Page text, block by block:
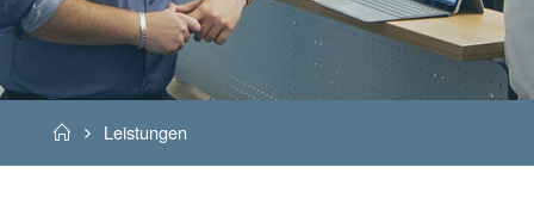
HomeLeistungen